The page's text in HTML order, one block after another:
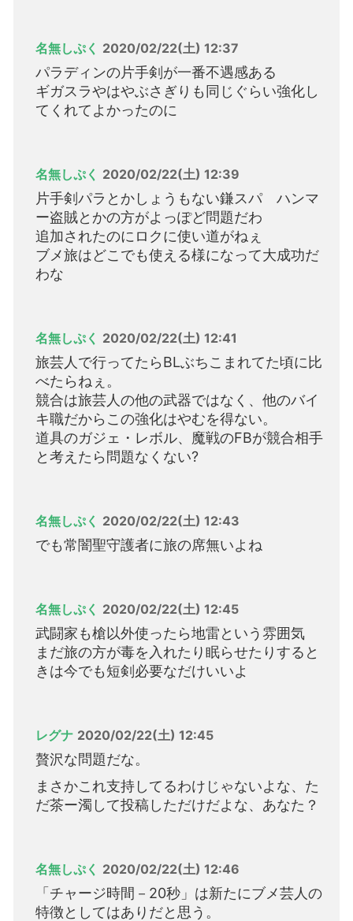
名無しぷく 2020/02/22(土) 12:37
パラディンの片手剣が一番不遇感ある
ギガスラやはやぶさぎりも同じぐらい強化し
てくれてよかったのに
名無しぷく 2020/02/22(土) 12:39
片手剣パラとかしょうもない鎌スパ ハンマ
ー盗賊とかの方がよっぽど問題だわ
追加されたのにロクに使い道がねぇ
ブメ旅はどこでも使える様になって大成功だ
わな
名無しぷく 2020/02/22(土) 12:41
旅芸人で行ってたらBLぶちこまれてた頃に比
べたらねぇ。
競合は旅芸人の他の武器ではなく、他のバイ
キ職だからこの強化はやむを得ない。
道具のガジェ・レボル、魔戦のFBが競合相手
と考えたら問題なくない?
名無しぷく 2020/02/22(土) 12:43
でも常闇聖守護者に旅の席無いよね
名無しぷく 2020/02/22(土) 12:45
武闘家も槍以外使ったら地雷という雰囲気
まだ旅の方が毒を入れたり眠らせたりすると
きは今でも短剣必要なだけいいよ
レグナ 2020/02/22(土) 12:45
贅沢な問題だな。
まさかこれ支持してるわけじゃないよな、た
だ茶ー濁して投稿しただけだよな、あなた？
名無しぷく 2020/02/22(土) 12:46
「チャージ時間－20秒」は新たにブメ芸人の
特徴としてはありだと思う。